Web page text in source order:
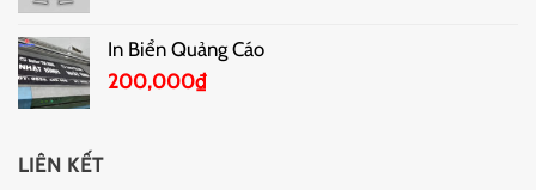
In Biển Quảng Cáo
200,000₫
LIÊN KẾT